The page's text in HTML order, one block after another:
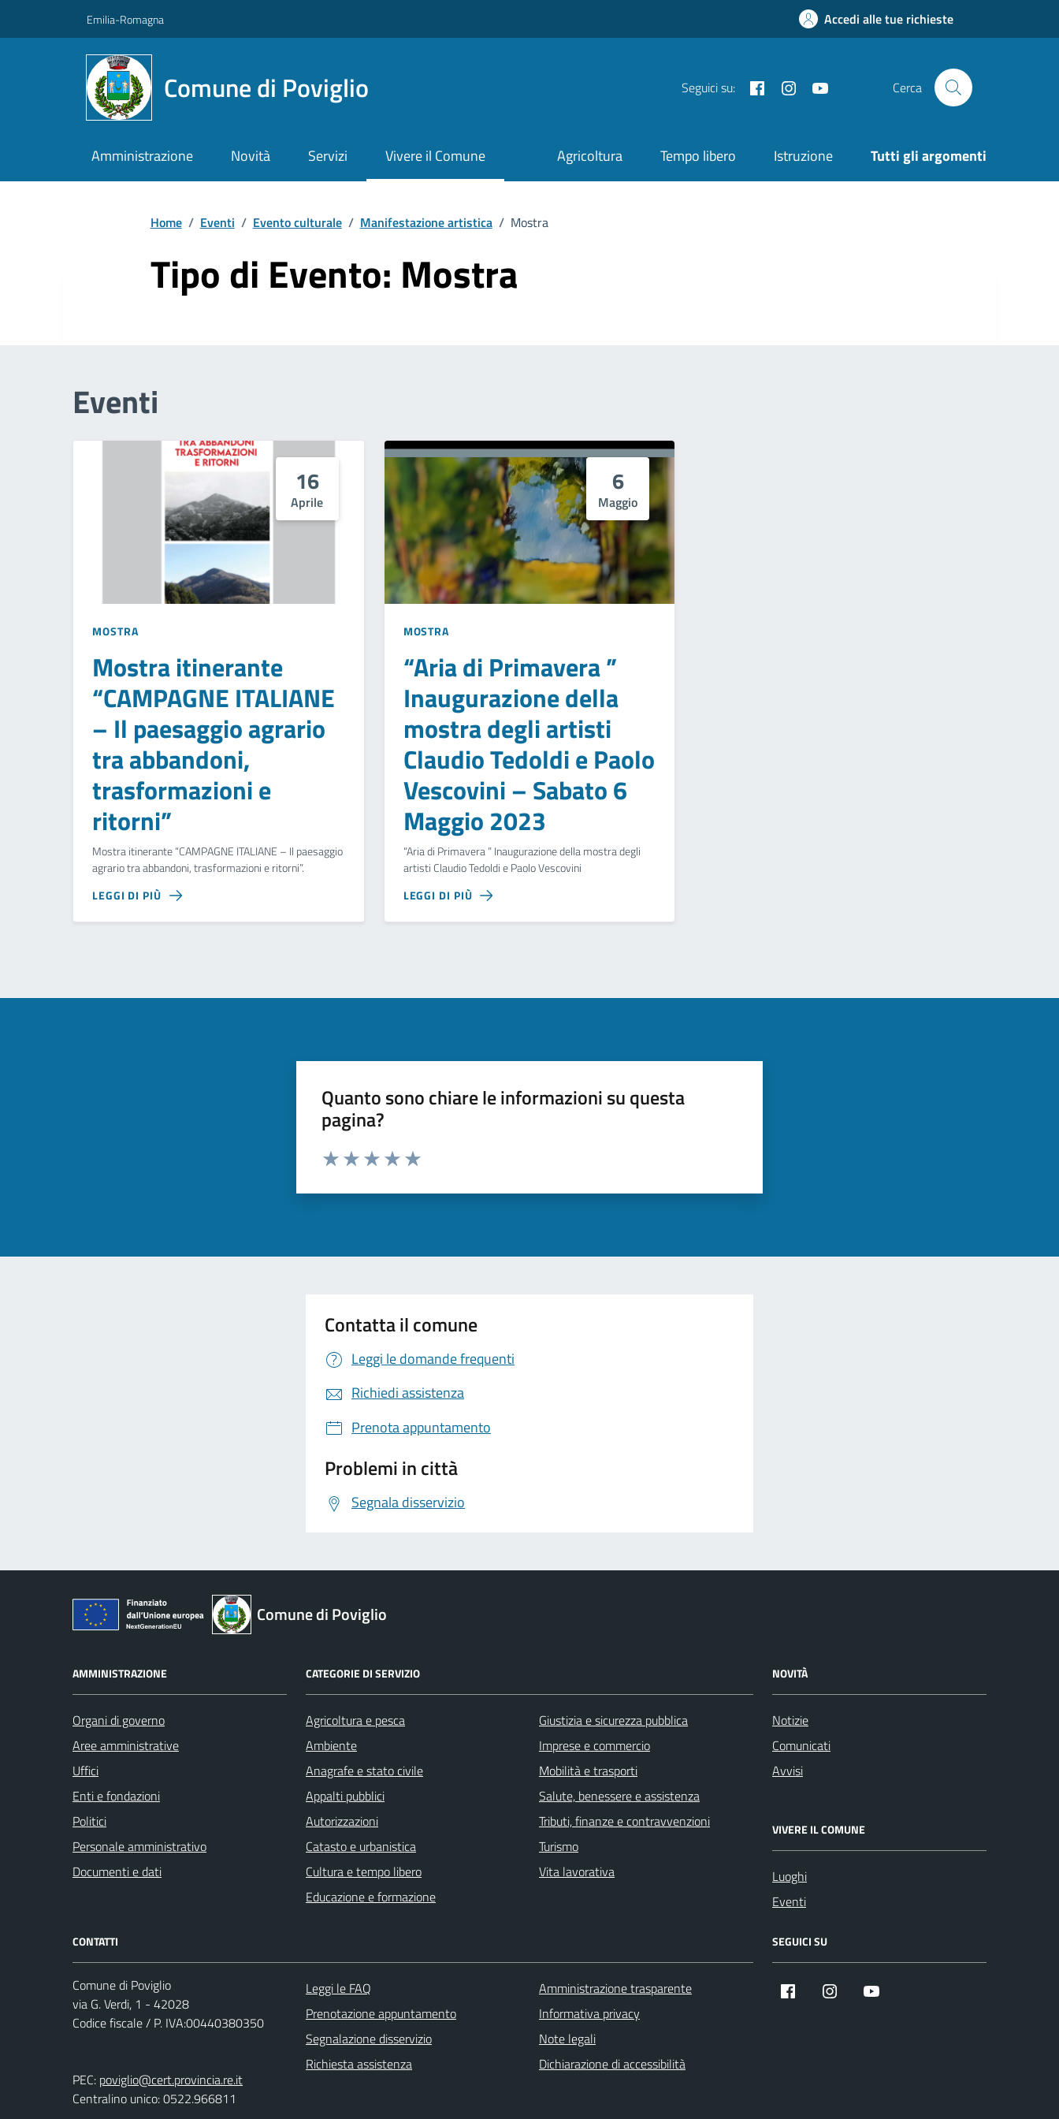
Emilia-Romagna Accedi alle tue richieste
Comune di Poviglio Seguici su: FacebookInstagram Cerca
Amministrazione Novità Servizi Vivere il Comune Agricoltura Tempo libero Istruzione Tutti gli argomenti
Home / Eventi / Evento culturale / Manifestazione artistica / Mostra
Tipo di Evento: Mostra
Eventi
16
Aprile
MOSTRA
Mostra itinerante
“CAMPAGNE ITALIANE
– Il paesaggio agrario
tra abbandoni,
trasformazioni e
ritorni”
Mostra itinerante “CAMPAGNE ITALIANE – Il paesaggio
agrario tra abbandoni, trasformazioni e ritorni”.
LEGGI DI PIÙ
6
Maggio
MOSTRA
“Aria di Primavera ”
Inaugurazione della
mostra degli artisti
Claudio Tedoldi e Paolo
Vescovini – Sabato 6
Maggio 2023
“Aria di Primavera ” Inaugurazione della mostra degli
artisti Claudio Tedoldi e Paolo Vescovini
LEGGI DI PIÙ
Quanto sono chiare le informazioni su questa
pagina?
Contatta il comune
Leggi le domande frequenti
Richiedi assistenza
Prenota appuntamento
Problemi in città
Segnala disservizio
Comune di Poviglio
AMMINISTRAZIONE
Organi di governo
Aree amministrative
Uffici
Enti e fondazioni
Politici
Personale amministrativo
Documenti e dati
CATEGORIE DI SERVIZIO
Agricoltura e pesca
Ambiente
Anagrafe e stato civile
Appalti pubblici
Autorizzazioni
Catasto e urbanistica
Cultura e tempo libero
Educazione e formazione
Giustizia e sicurezza pubblica
Imprese e commercio
Mobilità e trasporti
Salute, benessere e assistenza
Tributi, finanze e contravvenzioni
Turismo
Vita lavorativa
NOVITÀ
Notizie
Comunicati
Avvisi
VIVERE IL COMUNE
Luoghi
Eventi
CONTATTI
Comune di Poviglio
via G. Verdi, 1 - 42028
Codice fiscale / P. IVA:00440380350
PEC: poviglio@cert.provincia.re.it
Centralino unico: 0522.966811
Leggi le FAQ
Prenotazione appuntamento
Segnalazione disservizio
Richiesta assistenza
Amministrazione trasparente
Informativa privacy
Note legali
Dichiarazione di accessibilità
SEGUICI SU
Facebook Instagram